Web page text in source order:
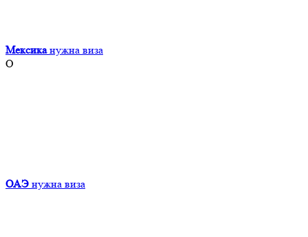
Мексика нужна виза
О
ОАЭ нужна виза